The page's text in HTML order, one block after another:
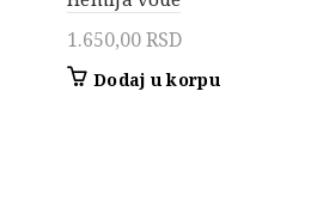
1.650,00RSD
Dodaj u korpu